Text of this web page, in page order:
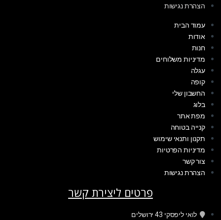
הצהרת נגישות
עמוד הבית
אודות
חנות
מדיניות משלוחים
עגלה
קופה
החשבון שלי
בלוג
מפת אתר
קנייה בטוחה
תקנון ותנאי שימוש
מדיניות הפרטיות
צור קשר
הצהרת נגישות
פרטים ליצירת קשר
לואי ליפסקי 43 ירושלים